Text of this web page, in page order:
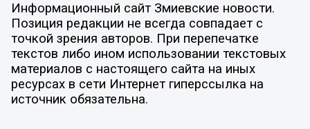
Информационный сайт Змиевские новости.
Позиция редакции не всегда совпадает с
точкой зрения авторов. При перепечатке
текстов либо ином использовании текстовых
материалов с настоящего сайта на иных
ресурсах в сети Интернет гиперссылка на
источник обязательна.